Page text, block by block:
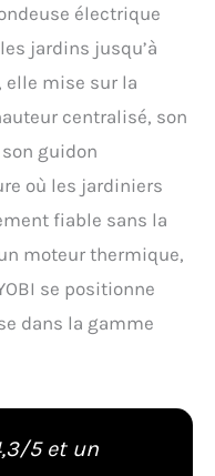
électrique
jardins jusqu’à
elle mise sur la
centralisé, son
guidon
où les jardiniers
fiable sans la
moteur thermique,
se positionne
dans la gamme
5 et un